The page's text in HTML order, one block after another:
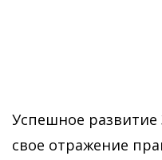
Успешное развитие
свое отражение